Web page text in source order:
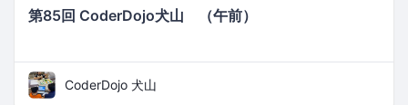
第85回 CoderDojo犬山 （午前）
CoderDojo 犬山